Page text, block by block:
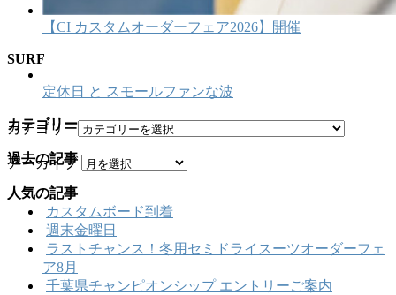
【CI カスタムオーダーフェア2026】開催
SURF
定休日 と スモールファンな波
カテゴリー
カテゴリー
過去の記事
アーカイブ
人気の記事
カスタムボード到着
週末金曜日
ラストチャンス！冬用セミドライスーツオーダーフェ
ア8月
千葉県チャンピオンシップ エントリーご案内